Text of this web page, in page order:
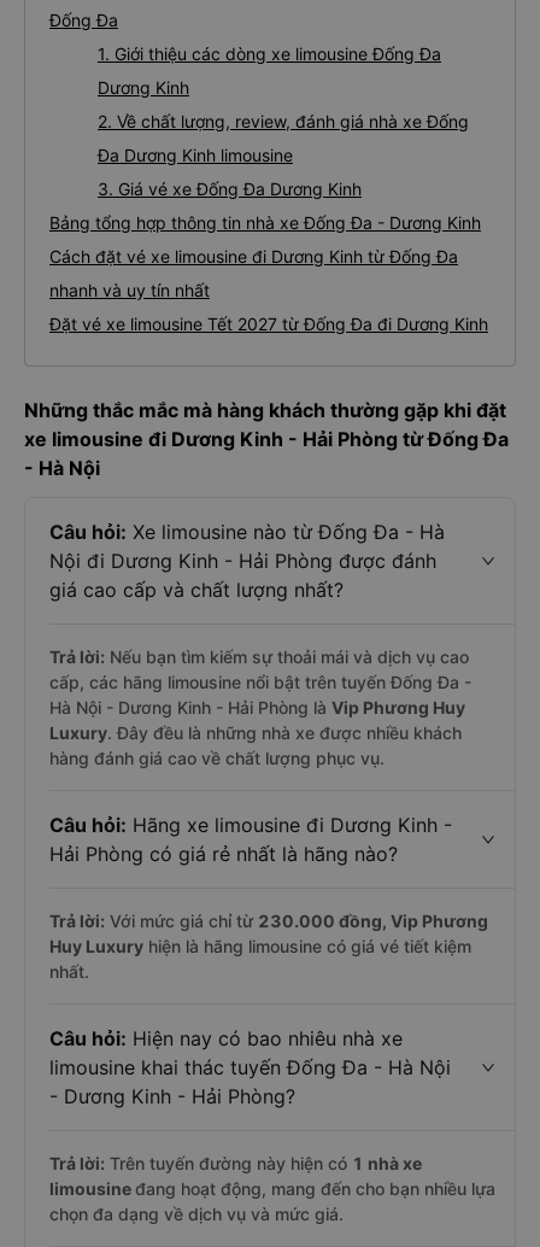
Đống Đa
1. Giới thiệu các dòng xe limousine Đống Đa
Dương Kinh
2. Về chất lượng, review, đánh giá nhà xe Đống
Đa Dương Kinh limousine
3. Giá vé xe Đống Đa Dương Kinh
Bảng tổng hợp thông tin nhà xe Đống Đa - Dương Kinh
Cách đặt vé xe limousine đi Dương Kinh từ Đống Đa
nhanh và uy tín nhất
Đặt vé xe limousine Tết 2027 từ Đống Đa đi Dương Kinh
Những thắc mắc mà hàng khách thường gặp khi đặt
xe limousine đi Dương Kinh - Hải Phòng từ Đống Đa
- Hà Nội
Câu hỏi: Xe limousine nào từ Đống Đa - Hà
Nội đi Dương Kinh - Hải Phòng được đánh
giá cao cấp và chất lượng nhất?
Trả lời: Nếu bạn tìm kiếm sự thoải mái và dịch vụ cao
cấp, các hãng limousine nổi bật trên tuyến Đống Đa -
Hà Nội - Dương Kinh - Hải Phòng là Vip Phương Huy
Luxury. Đây đều là những nhà xe được nhiều khách
hàng đánh giá cao về chất lượng phục vụ.
Câu hỏi: Hãng xe limousine đi Dương Kinh -
Hải Phòng có giá rẻ nhất là hãng nào?
Trả lời: Với mức giá chỉ từ 230.000 đồng, Vip Phương
Huy Luxury hiện là hãng limousine có giá vé tiết kiệm
nhất.
Câu hỏi: Hiện nay có bao nhiêu nhà xe
limousine khai thác tuyến Đống Đa - Hà Nội
- Dương Kinh - Hải Phòng?
Trả lời: Trên tuyến đường này hiện có 1 nhà xe
limousineđang hoạt động, mang đến cho bạn nhiều lựa
chọn đa dạng về dịch vụ và mức giá.